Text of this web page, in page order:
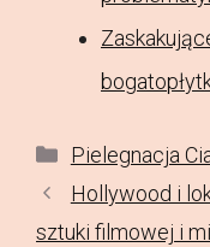
Kategorie
Pielegnacja
Hollywood i
sztuki filmowej i